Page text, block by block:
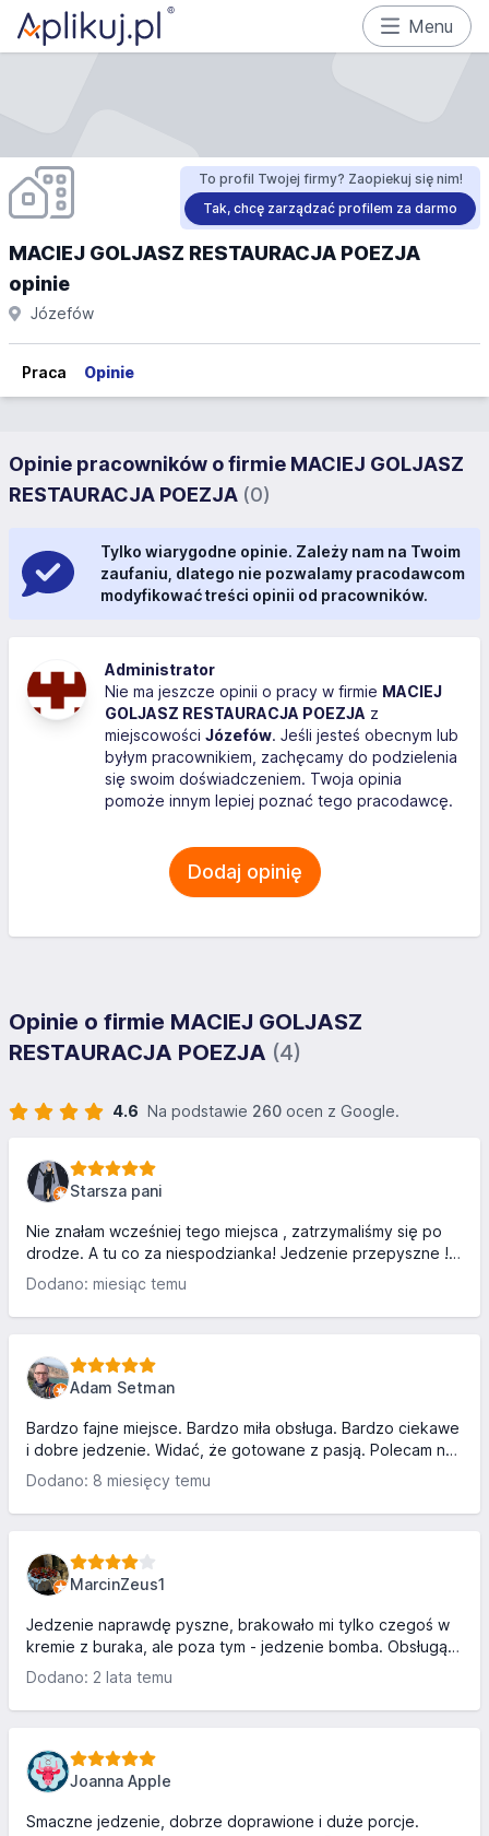
Menu
To profil Twojej firmy? Zaopiekuj się nim!
Tak, chcę zarządzać profilem za darmo
MACIEJ GOLJASZ RESTAURACJA POEZJA
opinie
Józefów
Praca Opinie
Opinie pracowników o firmie MACIEJ GOLJASZ
RESTAURACJA POEZJA (0)
Tylko wiarygodne opinie. Zależy nam na Twoim
zaufaniu, dlatego nie pozwalamy pracodawcom
modyfikować treści opinii od pracowników.
Administrator
Nie ma jeszcze opinii o pracy w firmie MACIEJ
GOLJASZ RESTAURACJA POEZJA z
miejscowości Józefów. Jeśli jesteś obecnym lub
byłym pracownikiem, zachęcamy do podzielenia
się swoim doświadczeniem. Twoja opinia
pomoże innym lepiej poznać tego pracodawcę.
Dodaj opinię
Opinie o firmie MACIEJ GOLJASZ
RESTAURACJA POEZJA (4)
4.6 Na podstawie 260 ocen z Google.
Starsza pani
Nie znałam wcześniej tego miejsca , zatrzymaliśmy się po
drodze. A tu co za niespodzianka! Jedzenie przepyszne !
Fajna, miła, pomocna i kompetentna obsługa. Czysto,
przytulnie, z klimatem. A teraz uwaga ! Za dwa dania z
napojami 114 zł! I to jakie pyszne ! Ceny absolutnie
Dodano: miesiąc temu
Adam Setman
Bardzo fajne miejsce. Bardzo miła obsługa. Bardzo ciekawe
i dobre jedzenie. Widać, że gotowane z pasją. Polecam na
maly i duży głód. Spore porcje mięsa i ryby. Tylko rachunek
Dodano: 8 miesięcy temu
MarcinZeus1
Jedzenie naprawdę pyszne, brakowało mi tylko czegoś w
kremie z buraka, ale poza tym - jedzenie bomba. Obsługą
lekko się zawiodłam. Nie dostaliśmy chlebka i paluszków
był obsługiwany przez kogoś innego i otrzymał taką
to super restauracja z cudownym klimatem.
Dodano: 2 lata temu
Joanna Apple
Smaczne jedzenie, dobrze doprawione i duże porcje.